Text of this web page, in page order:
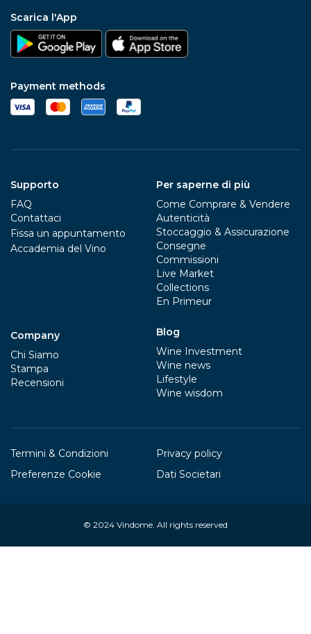
Scarica l'App
Payment methods
Supporto
FAQ
Contattaci
Fissa un appuntamento
Accademia del Vino
Company
Chi Siamo
Stampa
Recensioni
Per saperne di più
Come Comprare & Vendere
Autenticità
Stoccaggio & Assicurazione
Consegne
Commissioni
Live Market
Collections
En Primeur
Blog
Wine Investment
Wine news
Lifestyle
Wine wisdom
Termini & Condizioni
Privacy policy
Preferenze Cookie
Dati Societari
© 2024 Vindome. All rights reserved